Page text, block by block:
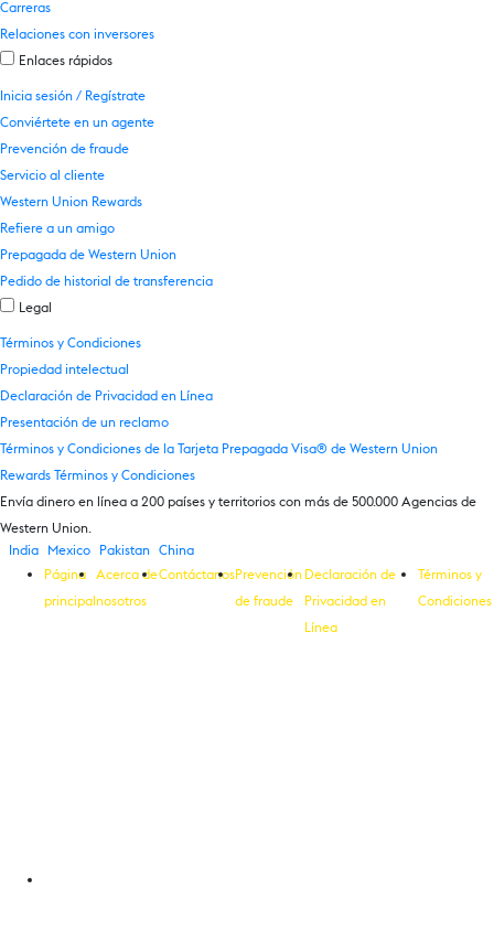
Carreras
Relaciones con inversores
Enlaces rápidos
Inicia sesión / Regístrate
Conviértete en un agente
Prevención de fraude
Servicio al cliente
Western Union Rewards
Refiere a un amigo
Prepagada de Western Union
Pedido de historial de transferencia
Legal
Términos y Condiciones
Propiedad intelectual
Declaración de Privacidad en Línea
Presentación de un reclamo
Términos y Condiciones de la Tarjeta Prepagada Visa® de Western Union
Rewards Términos y Condiciones
Envía dinero en línea a 200 países y territorios con más de 500.000 Agencias de
Western Union.
India
Mexico Pakistan
China
Página
principal
Acerca de
nosotros
ContáctanosPrevención
de fraude
Declaración de
Privacidad en
Línea
Términos y
Condiciones